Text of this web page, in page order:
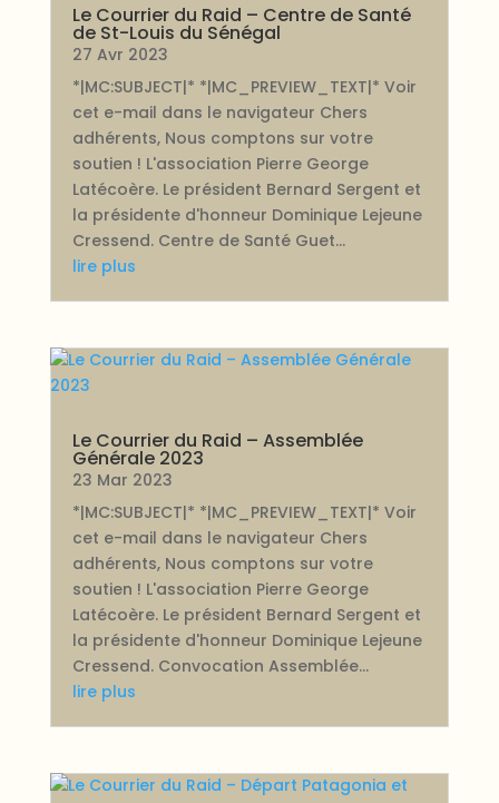
Le Courrier du Raid – Centre de Santé
de St-Louis du Sénégal
27 Avr 2023
*|MC:SUBJECT|* *|MC_PREVIEW_TEXT|* Voir
cet e-mail dans le navigateur Chers
adhérents, Nous comptons sur votre
soutien ! L'association Pierre George
Latécoère. Le président Bernard Sergent et
la présidente d'honneur Dominique Lejeune
Cressend. Centre de Santé Guet...
lire plus
Le Courrier du Raid – Assemblée
Générale 2023
23 Mar 2023
*|MC:SUBJECT|* *|MC_PREVIEW_TEXT|* Voir
cet e-mail dans le navigateur Chers
adhérents, Nous comptons sur votre
soutien ! L'association Pierre George
Latécoère. Le président Bernard Sergent et
la présidente d'honneur Dominique Lejeune
Cressend. Convocation Assemblée...
lire plus